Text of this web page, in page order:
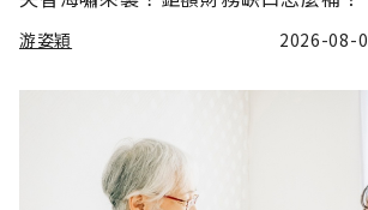
游姿穎 2026-08-